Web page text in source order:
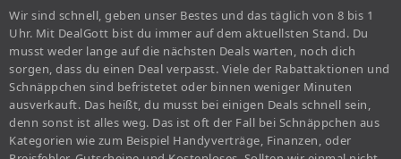
Wir sind schnell, geben unser Bestes und das täglich von 8 bis 1
Uhr. Mit DealGott bist du immer auf dem aktuellsten Stand. Du
musst weder lange auf die nächsten Deals warten, noch dich
sorgen, dass du einen Deal verpasst. Viele der Rabattaktionen und
Schnäppchen sind befristetet oder binnen weniger Minuten
ausverkauft. Das heißt, du musst bei einigen Deals schnell sein,
denn sonst ist alles weg. Das ist oft der Fall bei Schnäppchen aus
Kategorien wie zum Beispiel Handyverträge, Finanzen, oder